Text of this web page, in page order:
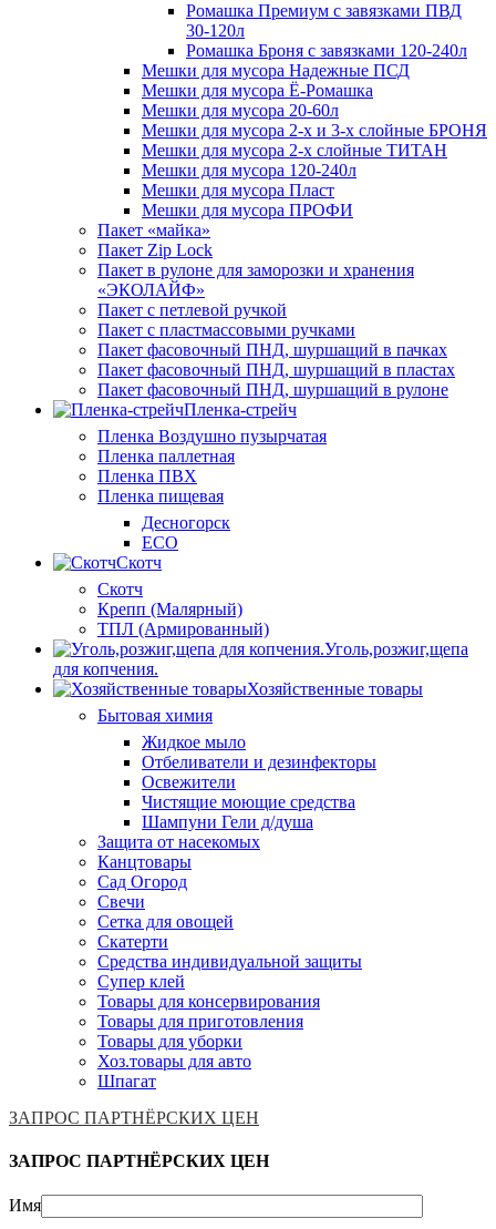
Ромашка Премиум с завязками ПВД
30-120л
Ромашка Броня с завязками 120-240л
Мешки для мусора Надежные ПСД
Мешки для мусора Ё-Ромашка
Мешки для мусора 20-60л
Мешки для мусора 2-х и 3-х слойные БРОНЯ
Мешки для мусора 2-х слойные ТИТАН
Мешки для мусора 120-240л
Мешки для мусора Пласт
Мешки для мусора ПРОФИ
Пакет «майка»
Пакет Zip Lock
Пакет в рулоне для заморозки и хранения
«ЭКОЛАЙФ»
Пакет с петлевой ручкой
Пакет с пластмассовыми ручками
Пакет фасовочный ПНД, шуршащий в пачках
Пакет фасовочный ПНД, шуршащий в пластах
Пакет фасовочный ПНД, шуршащий в рулоне
Пленка-стрейч
Пленка Воздушно пузырчатая
Пленка паллетная
Пленка ПВХ
Пленка пищевая
Десногорск
ECO
Скотч
Скотч
Крепп (Малярный)
ТПЛ (Армированный)
Уголь,розжиг,щепа
для копчения.
Хозяйственные товары
Бытовая химия
Жидкое мыло
Отбеливатели и дезинфекторы
Освежители
Чистящие моющие средства
Шампуни Гели д/душа
Защита от насекомых
Канцтовары
Сад Огород
Свечи
Сетка для овощей
Скатерти
Средства индивидуальной защиты
Супер клей
Товары для консервирования
Товары для приготовления
Товары для уборки
Хоз.товары для авто
Шпагат
ЗАПРОС ПАРТНЁРСКИХ ЦЕН
ЗАПРОС ПАРТНЁРСКИХ ЦЕН
Имя